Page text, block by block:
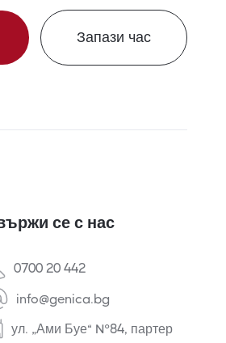
Запази час
се с нас
0700 20 442
info@genica.bg
ул. „Ами Буе“ №84, партер